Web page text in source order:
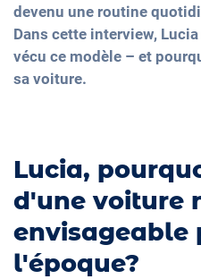
devenu une routine
Dans cette interview,
vécu ce modèle – et
sa voiture.
Lucia,
d'une voiture
envisageable
l'époque?